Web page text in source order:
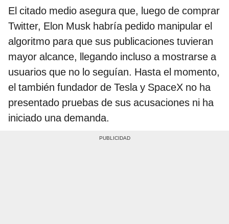
El citado medio asegura que, luego de comprar
Twitter, Elon Musk habría pedido manipular el
algoritmo para que sus publicaciones tuvieran
mayor alcance, llegando incluso a mostrarse a
usuarios que no lo seguían. Hasta el momento,
el también fundador de Tesla y SpaceX no ha
presentado pruebas de sus acusaciones ni ha
iniciado una demanda.